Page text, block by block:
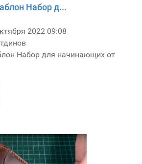
Набор д...
2022 09:08
Набор для начинающих от